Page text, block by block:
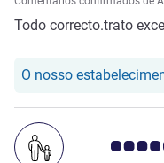
Todo correcto.trato
O nosso
Nota